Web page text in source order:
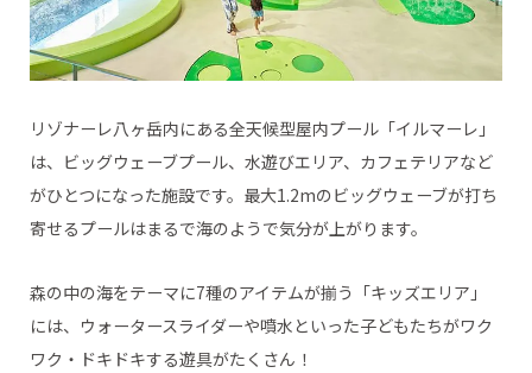
リゾナーレ八ヶ岳内にある全天候型屋内プール「イルマーレ」
は、ビッグウェーブプール、水遊びエリア、カフェテリアなど
がひとつになった施設です。最大1.2mのビッグウェーブが打ち
寄せるプールはまるで海のようで気分が上がります。
森の中の海をテーマに7種のアイテムが揃う「キッズエリア」
には、ウォータースライダーや噴水といった子どもたちがワク
ワク・ドキドキする遊具がたくさん！